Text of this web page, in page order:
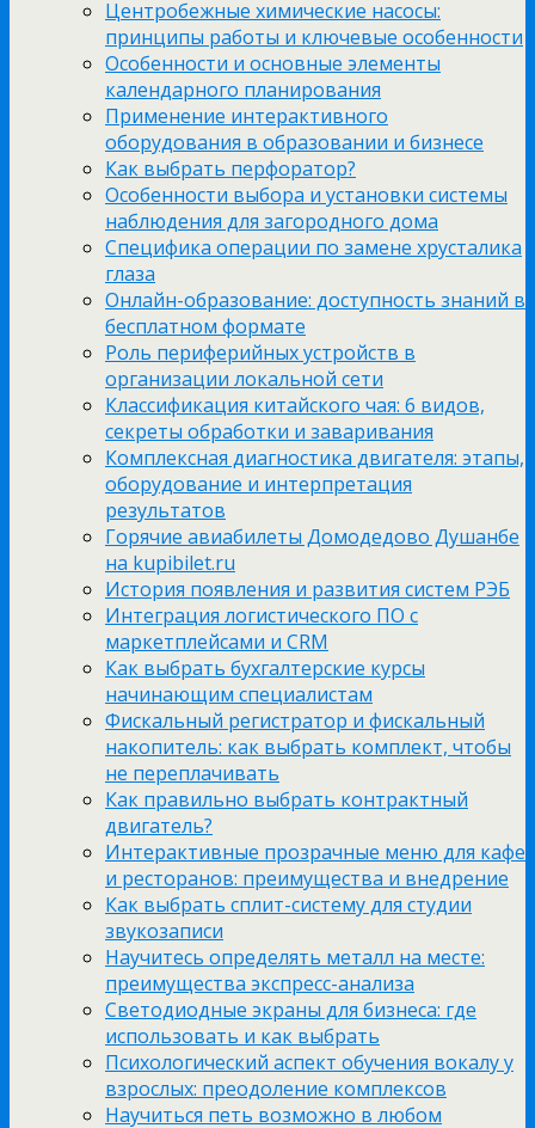
Центробежные химические насосы:
принципы работы и ключевые особенности
Особенности и основные элементы
календарного планирования
Применение интерактивного
оборудования в образовании и бизнесе
Как выбрать перфоратор?
Особенности выбора и установки системы
наблюдения для загородного дома
Специфика операции по замене хрусталика
глаза
Онлайн-образование: доступность знаний в
бесплатном формате
Роль периферийных устройств в
организации локальной сети
Классификация китайского чая: 6 видов,
секреты обработки и заваривания
Комплексная диагностика двигателя: этапы,
оборудование и интерпретация
результатов
Горячие авиабилеты Домодедово Душанбе
на kupibilet.ru
История появления и развития систем РЭБ
Интеграция логистического ПО с
маркетплейсами и CRM
Как выбрать бухгалтерские курсы
начинающим специалистам
Фискальный регистратор и фискальный
накопитель: как выбрать комплект, чтобы
не переплачивать
Как правильно выбрать контрактный
двигатель?
Интерактивные прозрачные меню для кафе
и ресторанов: преимущества и внедрение
Как выбрать сплит-систему для студии
звукозаписи
Научитесь определять металл на месте:
преимущества экспресс-анализа
Светодиодные экраны для бизнеса: где
использовать и как выбрать
Психологический аспект обучения вокалу у
взрослых: преодоление комплексов
Научиться петь возможно в любом